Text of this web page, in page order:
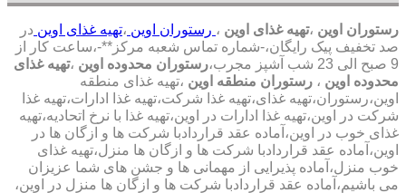
رستوران اوین ،تهیه غذای اوین ، رستوران اوین ،تهیه غذای اوین در
صد تخفیف پیک رایگان،-شماره تماس شعبه مرکز**-،ساعت کار از
9 صبح الی 23 شب آشپز مجرب،
رستوران محدوده اوین ،تهیه غذای
محدوده اوین ، رستوران منطقه اوین ،تهیه غذای منطقه
اوین،رستوران،تهیه غذای،تهیه غذا شرکت،تهیه غذا ادارات،تهیه غذا
شرکت در اوین،تهیه غذا ادارات در اوین،تهیه غذا با نرخ اتحادیه،تهیه
غذای خوب در اوین،آماده عقد قراردادبا شرکت ها و ازگان ها در
اوین،آماده عقد قراردادبا شرکت ها و ازگان ها منزل،تهیه غذای
خوب منزل،آماده پذیرایی از مهمانی ها و جشن های شما عزیزان
می باشیم،آماده عقد قراردادبا شرکت ها و ازگان ها منزل در اوین،